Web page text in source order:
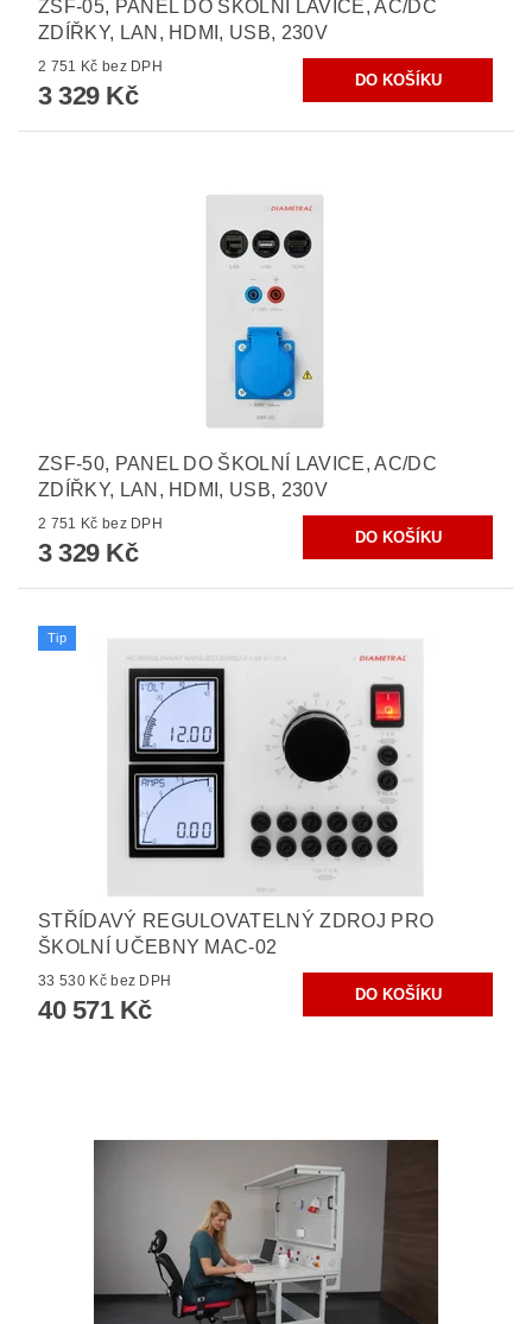
ZSF-05, PANEL DO ŠKOLNÍ LAVICE, AC/DC
ZDÍŘKY, LAN, HDMI, USB, 230V
2 751 Kč bez DPH
3 329 Kč
ZSF-50, PANEL DO ŠKOLNÍ LAVICE, AC/DC
ZDÍŘKY, LAN, HDMI, USB, 230V
2 751 Kč bez DPH
3 329 Kč
Tip
STŘÍDAVÝ REGULOVATELNÝ ZDROJ PRO
ŠKOLNÍ UČEBNY MAC-02
33 530 Kč bez DPH
40 571 Kč